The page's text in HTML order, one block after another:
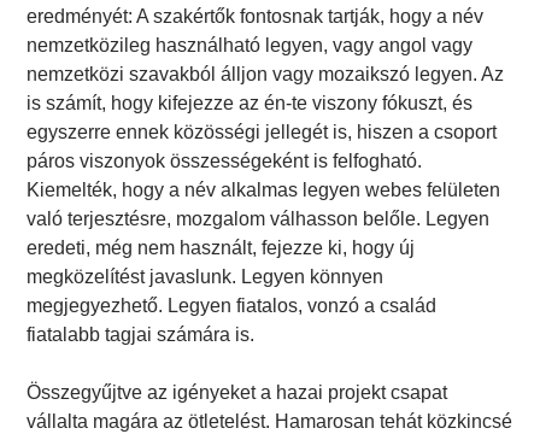
eredményét: A szakértők fontosnak tartják, hogy a név
nemzetközileg használható legyen, vagy angol vagy
nemzetközi szavakból álljon vagy mozaikszó legyen. Az
is számít, hogy kifejezze az én-te viszony fókuszt, és
egyszerre ennek közösségi jellegét is, hiszen a csoport
páros viszonyok összességeként is felfogható.
Kiemelték, hogy a név alkalmas legyen webes felületen
való terjesztésre, mozgalom válhasson belőle. Legyen
eredeti, még nem használt, fejezze ki, hogy új
megközelítést javaslunk. Legyen könnyen
megjegyezhető. Legyen fiatalos, vonzó a család
fiatalabb tagjai számára is.
Összegyűjtve az igényeket a hazai projekt csapat
vállalta magára az ötletelést. Hamarosan tehát közkincsé